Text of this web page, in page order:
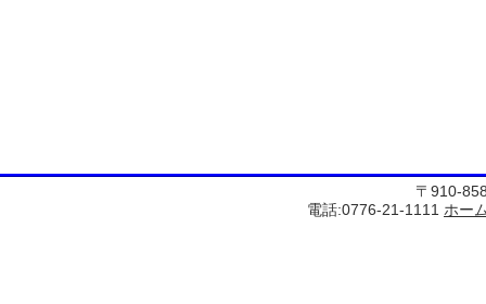
〒910-
電話:0776-21-1111 ホー